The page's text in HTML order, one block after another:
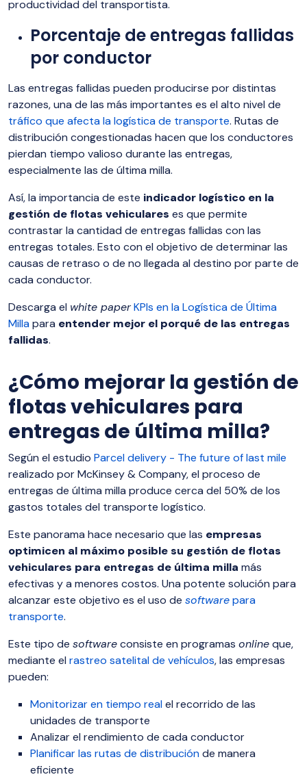
productividad del transportista.
Porcentaje de entregas fallidas
por conductor
Las entregas fallidas pueden producirse por distintas
razones, una de las más importantes es el alto nivel de
tráfico que afecta la logística de transporte. Rutas de
distribución congestionadas hacen que los conductores
pierdan tiempo valioso durante las entregas,
especialmente las de última milla.
Así, la importancia de este indicador logístico en la
gestión de flotas vehiculares es que permite
contrastar la cantidad de entregas fallidas con las
entregas totales. Esto con el objetivo de determinar las
causas de retraso o de no llegada al destino por parte de
cada conductor.
Descarga el white paperKPIs en la Logística de Última
Millapara entender mejor el porqué de las entregas
fallidas.
¿Cómo mejorar la gestión de
flotas vehiculares para
entregas de última milla?
Según el estudio Parcel delivery - The future of last mile
realizado por McKinsey & Company, el proceso de
entregas de última milla produce cerca del 50% de los
gastos totales del transporte logístico.
Este panorama hace necesario que las empresas
optimicen al máximo posible su gestión de flotas
vehiculares para entregas de última milla más
efectivas y a menores costos. Una potente solución para
alcanzar este objetivo es el uso de softwarepara
transporte.
Este tipo de softwareconsiste en programas onlineque,
mediante el rastreo satelital de vehículos, las empresas
pueden:
Monitorizar en tiempo realel recorrido de las
unidades de transporte
Analizar el rendimiento de cada conductor
Planificar las rutas de distribuciónde manera
eficiente